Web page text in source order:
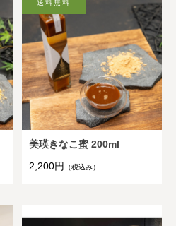
美瑛きなこ蜜 200ml
2,200円
（税込み）